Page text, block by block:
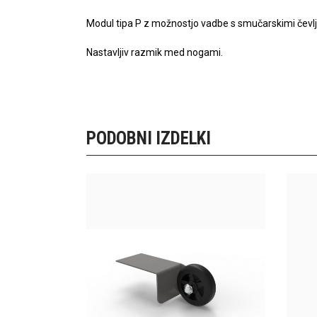
Modul tipa P z možnostjo vadbe s smučarskimi
Nastavljiv razmik med nogami.
PODOBNI IZDELKI